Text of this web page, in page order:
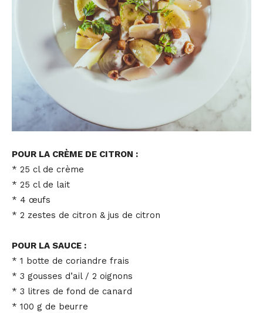
POUR LA CRÈME DE CITRON :
* 25 cl de crème
* 25 cl de lait
* 4 œufs
* 2 zestes de citron & jus de citron
POUR LA SAUCE :
* 1 botte de coriandre frais
* 3 gousses d’ail / 2 oignons
* 3 litres de fond de canard
* 100 g de beurre